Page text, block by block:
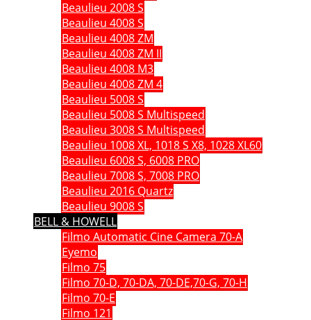
Beaulieu 2008 S
Beaulieu 4008 S
Beaulieu 4008 ZM
Beaulieu 4008 ZM II
Beaulieu 4008 M3
Beaulieu 4008 ZM 4
Beaulieu 5008 S
Beaulieu 5008 S Multispeed
Beaulieu 3008 S Multispeed
Beaulieu 1008 XL, 1018 S X8, 1028 XL60
Beaulieu 6008 S, 6008 PRO
Beaulieu 7008 S, 7008 PRO
Beaulieu 2016 Quartz
Beaulieu 9008 S
BELL & HOWELL
Filmo Automatic Cine Camera 70-A
Eyemo
Filmo 75
Filmo 70-D, 70-DA, 70-DE,70-G, 70-H
Filmo 70-E
Filmo 121